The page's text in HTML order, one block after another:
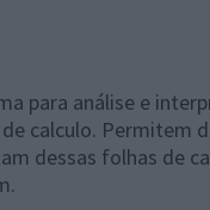
para análise e
calculo. Permitem
dessas folhas de